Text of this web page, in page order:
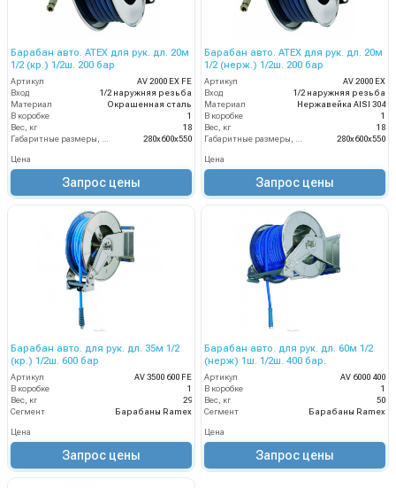
Барабан авто. ATEX для рук. дл. 20м
1/2 (кр.) 1/2ш. 200 бар
Артикул
AV 2000 EX FE
Вход
1/2 наружняя резьба
Материал
Окрашенная сталь
В коробке
1
Вес, кг
18
Габаритные размеры, мм
280x600x550
Цена
Запрос цены
Барабан авто. ATEX для рук. дл. 20м
1/2 (нерж.) 1/2ш. 200 бар
Артикул
AV 2000 EX
Вход
1/2 наружняя резьба
Материал
Нержавейка AISI 304
В коробке
1
Вес, кг
18
Габаритные размеры, мм
280x600x550
Цена
Запрос цены
Барабан авто. для рук. дл. 35м 1/2
(кр.) 1/2ш. 600 бар
Артикул
AV 3500 600 FE
В коробке
1
Вес, кг
29
Сегмент
Барабаны Ramex
Цена
Запрос цены
Барабан авто. для рук. дл. 60м 1/2
(нерж) 1ш. 1/2ш. 400 бар.
Артикул
AV 6000 400
В коробке
1
Вес, кг
50
Сегмент
Барабаны Ramex
Цена
Запрос цены